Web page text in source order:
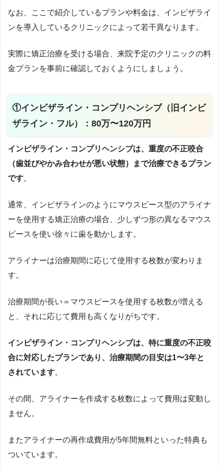
なお、ここで紹介しているプランや料金は、インビザライ
ンを導入しているクリニックによって若干異なります。
実際に矯正治療を受ける場合、来院予定のクリニックの料
金プランを事前に確認しておくようにしましょう。
①インビザライン・コンプリヘンシブ（旧インビ
ザライン・フル）：80万〜120万円
インビザライン・コンプリヘンシブは、重度の不正咬合
（歯並びやかみ合わせが悪い状態）まで治療できるプラン
です。
通常、インビザラインのようにマウスピース型のアライナ
ーを使用する矯正治療の場合、少しずつ形の異なるマウス
ピースを使い徐々に歯を動かします。
アライナーは治療期間に応じて使用する枚数が変わりま
す。
治療期間が長い＝マウスピースを使用する枚数が増える
と、それに応じて費用も高くなりがちです。
インビザライン・コンプリヘンシブは、特に重度の不正咬
合に対応したプランであり、治療期間の目安は1〜3年と
されています。
その間、アライナーを作成する枚数によって費用は変動し
ません。
またアライナーの再作成費用が5年間無料といった特典も
ついています。